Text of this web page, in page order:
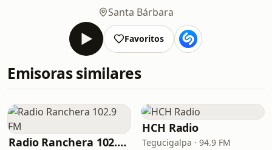
Santa Bárbara
Favoritos
Emisoras similares
Radio Ranchera 102.9 FM
HCH Radio
Tegucigalpa · 94.9 FM